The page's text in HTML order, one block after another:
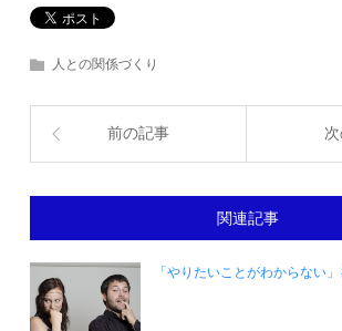
人との関係づくり
前の記事
関連記事
「やりたいことがわからない」